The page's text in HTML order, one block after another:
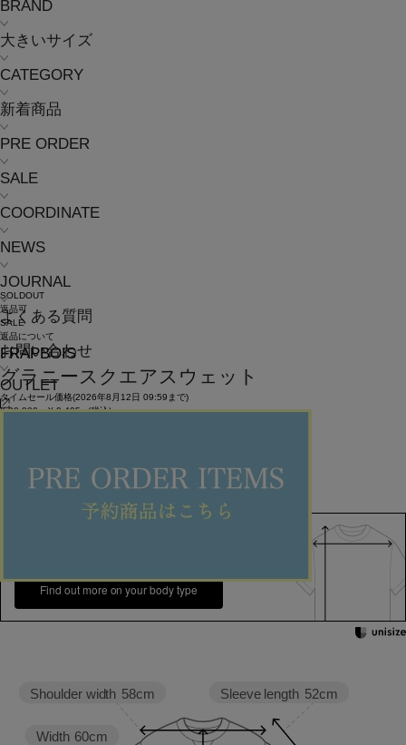
BRAND
大きいサイズ
CATEGORY
新着商品
PRE ORDER
SALE
COORDINATE
NEWS
JOURNAL
よくある質問
お問い合わせ
OUTLET
SOLDOUT
返品可
SALE
返品について
FRAPBOIS
グラニースクエアスウェット
タイムセール価格(2026年8月12日 09:59まで)
¥ 20,900 ¥ 9,405
(税込)
カラー・サイズを選択する
Find out more on your body type
Sleeve length 52cm
Width 60cm
Shoulder width 58cm